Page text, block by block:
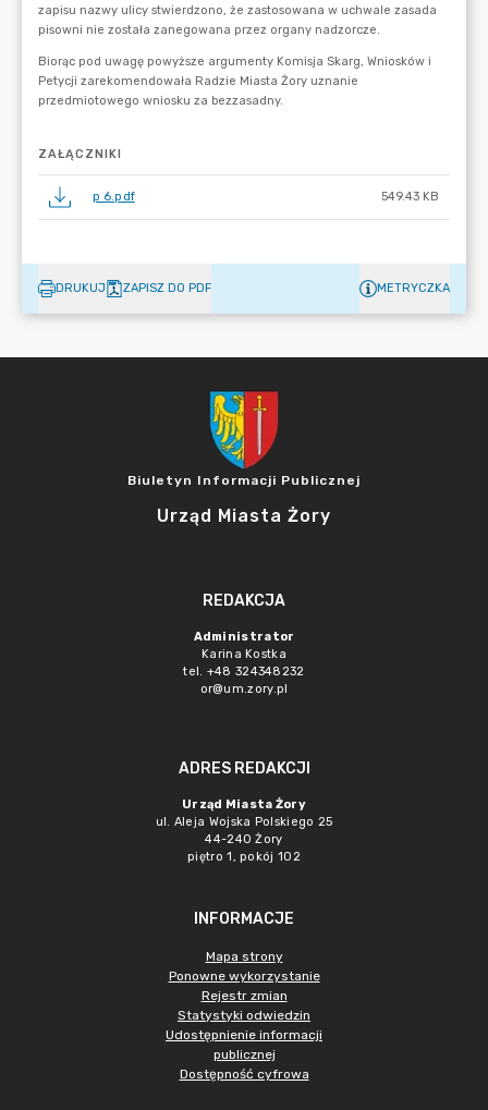
ZAŁĄCZNIKI
p 6.pdf 549.43 KB
DRUKUJ ZAPISZ DO PDF METRYCZKA
Biuletyn Informacji Publicznej
Urząd Miasta Żory
REDAKCJA
Administrator
Karina Kostka
tel. +48 324348232
or@um.zory.pl
ADRES REDAKCJI
Urząd Miasta Żory
ul. Aleja Wojska Polskiego 25
44-240 Żory
piętro 1, pokój 102
INFORMACJE
Mapa strony
Ponowne wykorzystanie
Rejestr zmian
Statystyki odwiedzin
Udostępnienie informacji
publicznej
Dostępność cyfrowa